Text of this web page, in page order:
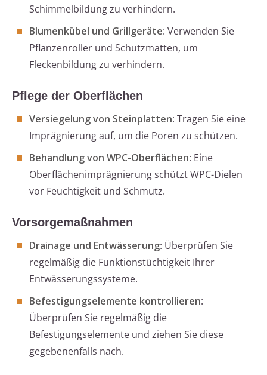
Schimmelbildung zu verhindern.
Blumenkübel und Grillgeräte: Verwenden Sie
Pflanzenroller und Schutzmatten, um
Fleckenbildung zu verhindern.
Pflege der Oberflächen
Versiegelung von Steinplatten: Tragen Sie eine
Imprägnierung auf, um die Poren zu schützen.
Behandlung von WPC-Oberflächen: Eine
Oberflächenimprägnierung schützt WPC-Dielen
vor Feuchtigkeit und Schmutz.
Vorsorgemaßnahmen
Drainage und Entwässerung: Überprüfen Sie
regelmäßig die Funktionstüchtigkeit Ihrer
Entwässerungssysteme.
Befestigungselemente kontrollieren:
Überprüfen Sie regelmäßig die
Befestigungselemente und ziehen Sie diese
gegebenenfalls nach.